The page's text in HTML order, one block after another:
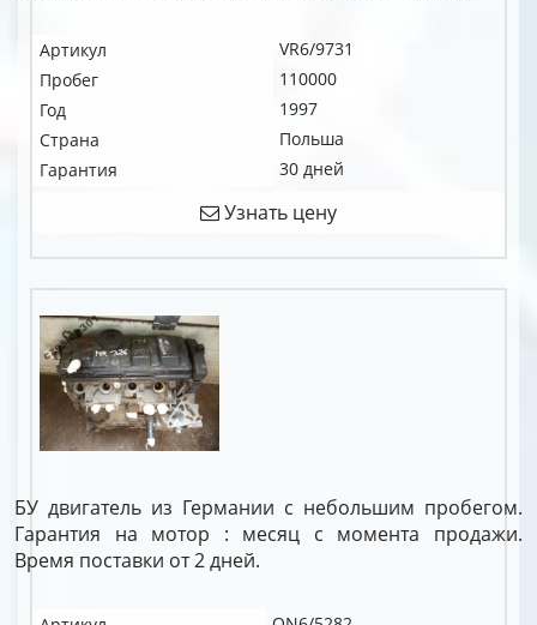
Артикул
VR6/9731
Пробег
110000
Год
1997
Страна
Польша
Гарантия
30 дней
Узнать цену
БУ двигатель из Германии с небольшим пробегом.
Гарантия на мотор : месяц с момента продажи.
Время поставки от 2 дней.